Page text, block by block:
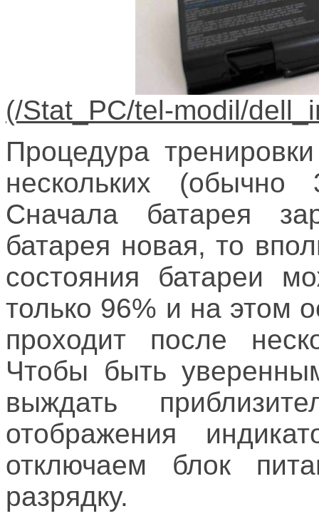
Процедура
нескольких (обычно
Сначала батарея
батарея новая, то
состояния батареи
только 96% и на этом
проходит после
Чтобы быть
выждать
отображения
отключаем блок
разрядку.